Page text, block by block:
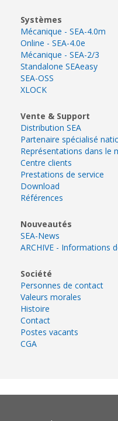
Systèmes
Mécanique - SEA-4.0m
Online - SEA-4.0e
Mécanique - SEA-2/3
Standalone SEAeasy
SEA-OSS
XLOCK
Vente & Support
Distribution SEA
Partenaire spécialisé
Représentations dans le
Centre clients
Prestations de service
Download
Références
Nouveautés
SEA-News
ARCHIVE - Informations
Société
Personnes de contact
Valeurs morales
Histoire
Contact
Postes vacants
CGA